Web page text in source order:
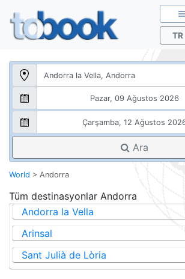
TR
Ara
World > Andorra
Tüm destinasyonlar Andorra
Andorra la Vella
Arinsal
Sant Julià de Lòria